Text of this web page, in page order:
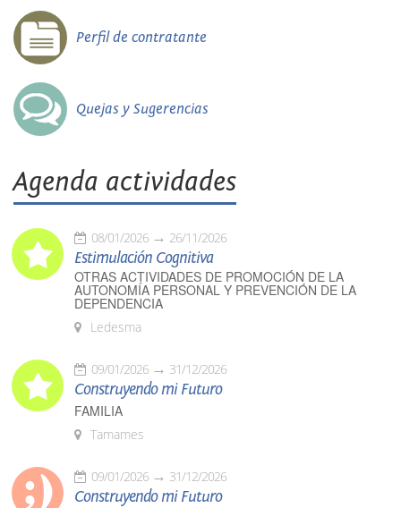
Perfil de contratante
Quejas y Sugerencias
Agenda actividades
08/01/2026 26/11/2026
Estimulación Cognitiva
OTRAS ACTIVIDADES DE PROMOCIÓN DE LA
AUTONOMÍA PERSONAL Y PREVENCIÓN DE LA
DEPENDENCIA
Ledesma
09/01/2026 31/12/2026
Construyendo mi Futuro
FAMILIA
Tamames
09/01/2026 31/12/2026
Construyendo mi Futuro